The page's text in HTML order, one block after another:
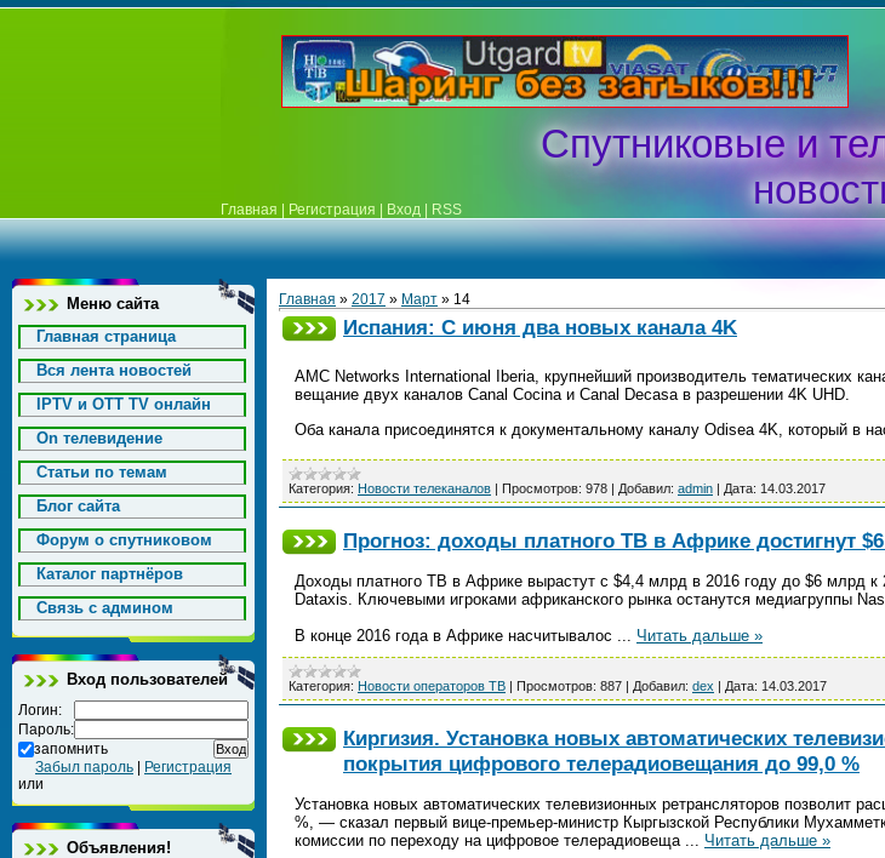
Спутниковые и
Главная Регистрация Вход RSS
Меню сайта
Главная страница
Вся лента новостей
IPTV и OTT TV онлайн
On телевидение
Статьи по темам
Блог сайта
Форум о спутниковом
Каталог партнёров
Cвязь с админом
Вход пользователей
Логин:
Пароль:
запомнить
Забыл пароль
Регистрация
или
Объявления!
Главная » 2017 » Март » 14
Испания: С июня два новых канала 4K
AMC Networks International Iberia, крупнейший производитель тематических
вещание двух каналов Canal Cocina и Canal Decasa в разрешении 4K UHD.
Оба канала присоединятся к документальному каналу Odisea 4K, который в
Категория: Новости телеканалов | Просмотров: 978 | Добавил: admin | Дата: 14.03.2017
Прогноз: доходы платного ТВ в Африке достигнут
Доходы платного ТВ в Африке вырастут с $4,4 млрд в 2016 году до $6 млрд к
Dataxis. Ключевыми игроками африканского рынка останутся медиагруппы
В конце 2016 года в Африке насчитывалос ... Читать дальше »
Категория: Новости операторов ТВ | Просмотров: 887 | Добавил: dex | Дата: 14.03.2017
Киргизия. Установка новых автоматических
покрытия цифрового телерадиовещания до 99,0 %
Установка новых автоматических телевизионных ретрансляторов позволит
%, — сказал первый вице-премьер-министр Кыргызской Республики
комиссии по переходу на цифровое телерадиовеща ... Читать дальше »